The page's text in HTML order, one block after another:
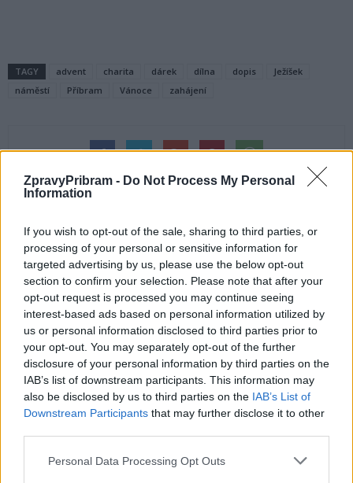
ZpravyPribram - Do Not Process My Personal
Information
If you wish to opt-out of the sale, sharing to third parties, or
processing of your personal or sensitive information for
targeted advertising by us, please use the below opt-out
section to confirm your selection. Please note that after your
opt-out request is processed you may continue seeing
interest-based ads based on personal information utilized by
us or personal information disclosed to third parties prior to
your opt-out. You may separately opt-out of the further
disclosure of your personal information by third parties on the
IAB’s list of downstream participants. This information may
also be disclosed by us to third parties on the IAB’s List of
Downstream Participants that may further disclose it to other
Personal Data Processing Opt Outs
TAGY advent charita dárek dílna dopis
Ježíšek
náměstí
Příbram Vánoce zahájení
Předchozí článek
Co bude dál se spadlou zdí
i s březohorským hřbitovem?
Následující článek
Přehlídka svatebních šatů
zahájila provoz salónu
SOUVISEJÍCÍ ČLÁNKY
VÍCE OD AUTORA
Většina koupališť na Příbramsku nabízí